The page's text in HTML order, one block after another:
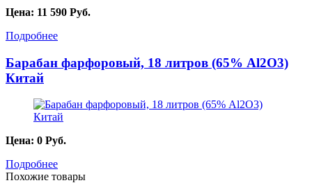
Цена: 11 590 Руб.
Подробнее
Барабан фарфоровый, 18 литров (65% Al2O3)
Китай
Цена: 0 Руб.
Подробнее
Похожие товары